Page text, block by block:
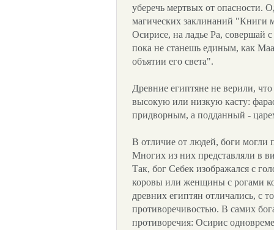
уберечь мертвых от опасности.
магических заклинаний "Книги
Осирисе, на ладье Ра, совершай
пока не станешь единым, как
объятии его света".
Древние египтяне не верили,
высокую или низкую касту:
придворным, а подданный -
В отличие от людей, боги могли
Многих из них представляли в
Так, бог Себек изображался с
коровы или женщины с рогами
древних египтян отличались, с
противоречивостью. В самих
противоречия: Осирис